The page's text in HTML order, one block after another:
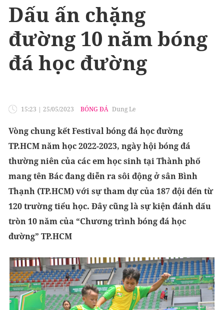
Dấu ấn chặng
đường 10 năm bóng
đá học đường
15:23 | 25/05/2023 BÓNG ĐÁ Dung Le
Vòng chung kết Festival bóng đá học đường
TP.HCM năm học 2022-2023, ngày hội bóng đá
thường niên của các em học sinh tại Thành phố
mang tên Bác đang diễn ra sôi động ở sân Bình
Thạnh (TP.HCM) với sự tham dự của 187 đội đến từ
120 trường tiểu học. Đây cũng là sự kiện đánh dấu
tròn 10 năm của “Chương trình bóng đá học
đường” TP.HCM